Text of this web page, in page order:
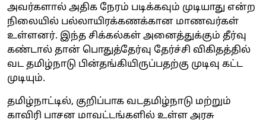
அவர்களால் அதிக நேரம் படிக்கவும் முடியாது என்ற
நிலையில் பல்லாயிரக்கணக்கான மாணவர்கள்
உள்ளனர். இந்த சிக்கல்கள் அனைத்துக்கும் தீர்வு
கண்டால் தான் பொதுத்தேர்வு தேர்ச்சி விகிதத்தில்
வட தமிழ்நாடு பின்தங்கியிருப்பதற்கு முடிவு கட்ட
முடியும்.
தமிழ்நாட்டில், குறிப்பாக வடதமிழ்நாடு மற்றும்
காவிரி பாசன மாவட்டங்களில் உள்ள அரசு